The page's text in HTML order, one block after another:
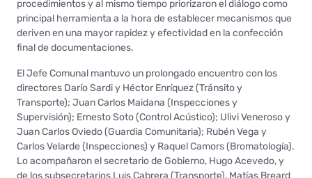
procedimientos y al mismo tiempo priorizaron el diálogo como
principal herramienta a la hora de establecer mecanismos que
deriven en una mayor rapidez y efectividad en la confección
final de documentaciones.
El Jefe Comunal mantuvo un prolongado encuentro con los
directores Darío Sardi y Héctor Enríquez (Tránsito y
Transporte); Juan Carlos Maidana (Inspecciones y
Supervisión); Ernesto Soto (Control Acústico); Ulivi Veneroso y
Juan Carlos Oviedo (Guardia Comunitaria); Rubén Vega y
Carlos Velarde (Inspecciones) y Raquel Camors (Bromatología).
Lo acompañaron el secretario de Gobierno, Hugo Acevedo, y
de los subsecretarios Luis Cabrera (Transporte), Matías Breard